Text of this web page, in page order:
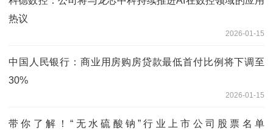
热议
2026-01-15
中国人民银行：商业用房购房贷款最低首付比例将下调至
30%
2026-01-15
带你了解！“无水硫酸钠”行业上市公司股票名单